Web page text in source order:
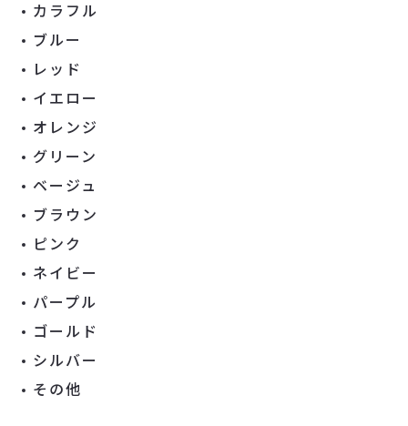
カラフル
ブルー
レッド
イエロー
オレンジ
グリーン
ベージュ
ブラウン
ピンク
ネイビー
パープル
ゴールド
シルバー
その他